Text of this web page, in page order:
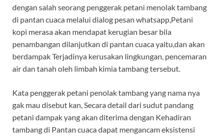
dengan salah seorang penggerak petani menolak tambang
di pantan cuaca melalui dialog pesan whatsapp,Petani
kopi merasa akan mendapat kerugian besar bila
penambangan dilanjutkan di pantan cuaca yaitu,dan akan
berdampak Terjadinya kerusakan lingkungan, pencemaran
air dan tanah oleh limbah kimia tambang tersebut.
Kata penggerak petani penolak tambang yang nama nya
gak mau disebut kan, Secara detail dari sudut pandang
petani dampak yang akan diterima dengan Kehadiran
tambang di Pantan cuaca dapat mengancam eksistensi